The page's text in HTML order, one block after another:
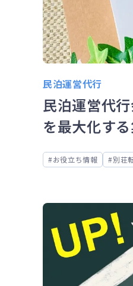
民泊運営代行
民泊運営代
を最大化す
との決定的
お役立ち情報 別荘